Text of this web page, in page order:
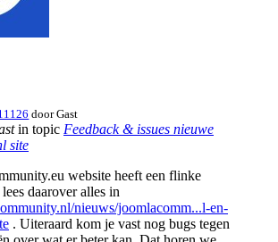
doorGast
in topic Feedback & issues nieuwe
site
website heeft een flinke
daarover alles in
nieuws/joomlacomm...l-en-
. Uiteraard kom je vast nog bugs tegen